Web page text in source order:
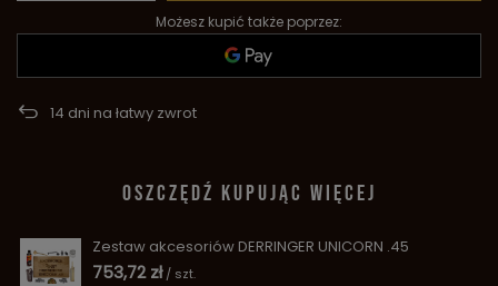
Możesz kupić także poprzez:
14 dni na łatwy zwrot
OSZCZĘDŹ KUPUJĄC WIĘCEJ
Zestaw akcesoriów DERRINGER UNICORN .45
753,72 zł / szt.